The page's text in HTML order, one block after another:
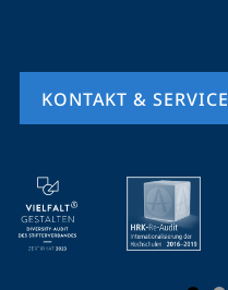
KONTAKT & SERVICE
Mobile-
Service-
Navigation